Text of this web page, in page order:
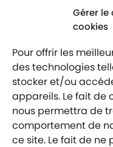
Gérer
cookies
Pour offrir les
des technologies
stocker et/ou
appareils. Le fait de
nous permettra de
comportement de
ce site. Le fait de ne
Le 17 février 2026 On
l’éclairage de